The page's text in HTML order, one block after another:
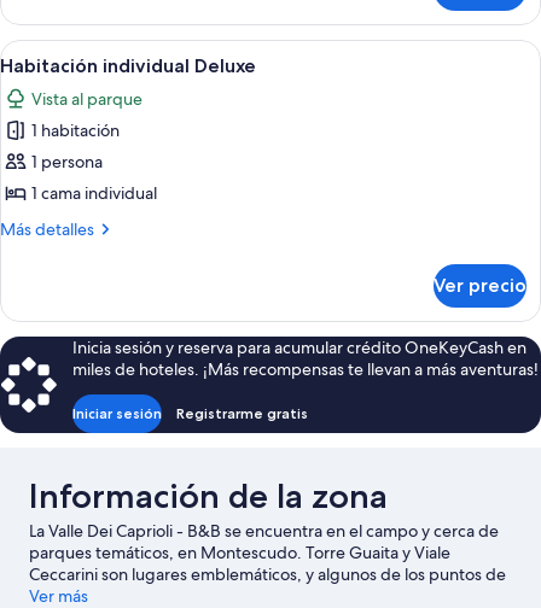
habitación
de
campaña
superior,
habitación
Abrir
todas
las
fotos
de
Habitación
individual
Una casa blanca con puerta negra y
1
Habitación individual Deluxe
Vista al parque
1 habitación
1 persona
1 cama individual
Más detalles
Más
individual
Deluxe
Ver precio
Inicia sesión y reserva para acumular crédito OneKeyCash en
miles de hoteles. ¡Más recompensas te llevan a más aventuras!
Iniciar sesión Registrarme gratis
Información de la zona
La Valle Dei Caprioli - B&B se encuentra en el campo y cerca de
parques temáticos, en Montescudo. Torre Guaita y Viale
Ceccarini son lugares emblemáticos, y algunos de los puntos de
interés más conocidos del área incluyen Aquafan y Oltremare.
Ver más